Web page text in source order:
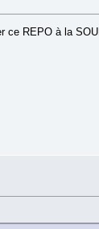
ce REPO à la